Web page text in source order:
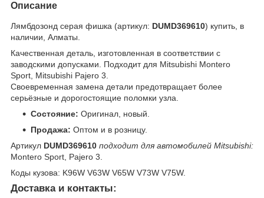
Описание
Лямбдозонд серая фишка (артикул: DUMD369610) купить, в
наличии, Алматы.
Качественная деталь, изготовленная в соответствии с
заводскими допусками. Подходит для Mitsubishi Montero
Sport, Mitsubishi Pajero 3.
Своевременная замена детали предотвращает более
серьёзные и дорогостоящие поломки узла.
Состояние: Оригинал, новый.
Продажа: Оптом и в розницу.
Артикул DUMD369610 подходит для автомобилей Mitsubishi:
Montero Sport, Pajero 3.
Коды кузова: K96W V63W V65W V73W V75W.
Доставка и контакты: